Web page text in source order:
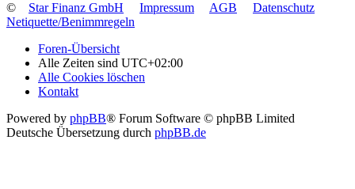
©
Star Finanz GmbH Impressum AGB
Datenschutz
Netiquette/Benimmregeln
Foren-Übersicht
Alle Zeiten sind UTC+02:00
Alle Cookies löschen
Kontakt
Powered by phpBB® Forum Software © phpBB Limited
Deutsche Übersetzung durch phpBB.de